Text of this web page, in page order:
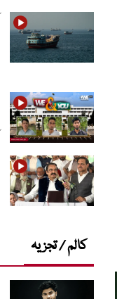
کالم / تجزیہ